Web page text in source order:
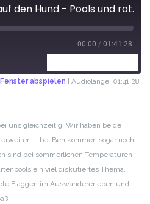
Folge 56:Hört auf den Hund - Pools und rote Flaggen
00:00 / 01:41:28
Fenster abspielen
Audiolänge: 01:41:28
uns gleichzeitig. Wir haben beide
– bei Ben kommen sogar noch
sind bei sommerlichen Temperaturen
ein viel diskutiertes Thema,
Flaggen im Auswandererleben und